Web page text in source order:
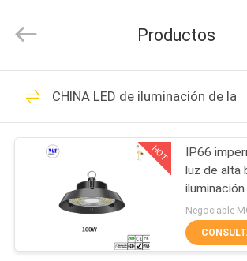
HOGAR
PRODUCTOS
VÍDEOS
Ming
Feng
All
Reserved.
Tri luces de la
prueba del LED
Productos
CHINA LED de iluminación de la
HOT
IP66
luz de alta
100W
300W
Negociable